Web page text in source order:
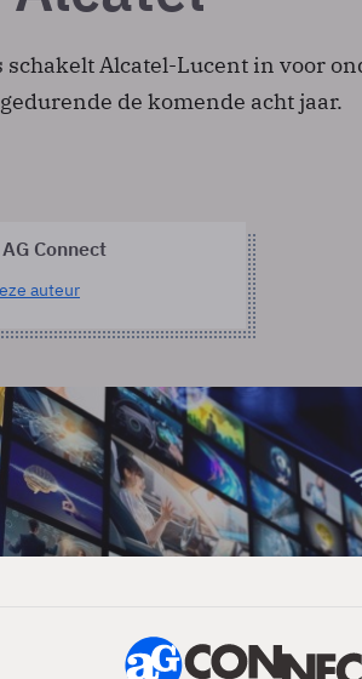
schakelt Alcatel-Lucent in voor
de komende acht jaar.
Connect
auteur